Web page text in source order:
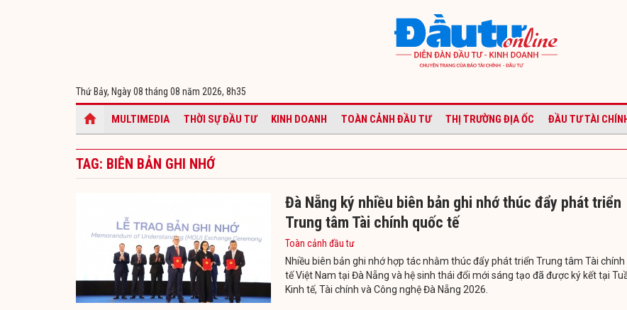
Thứ Bảy, Ngày 08 tháng 08 năm 2026, 8h35
MULTIMEDIA THỜI SỰ ĐẦU TƯ KINH DOANH TOÀN CẢNH ĐẦU TƯ THỊ TRƯỜNG ĐỊA ỐC ĐẦU TƯ TÀI
TAG: BIÊN BẢN GHI NHỚ
Đà Nẵng ký nhiều biên bản ghi nhớ thúc đẩy phát triển
Trung tâm Tài chính quốc tế
Toàn cảnh đầu tư
Nhiều biên bản ghi nhớ hợp tác nhằm thúc đẩy phát triển Trung tâm Tài
tế Việt Nam tại Đà Nẵng và hệ sinh thái đổi mới sáng tạo đã được ký kết tại
Kinh tế, Tài chính và Công nghệ Đà Nẵng 2026.